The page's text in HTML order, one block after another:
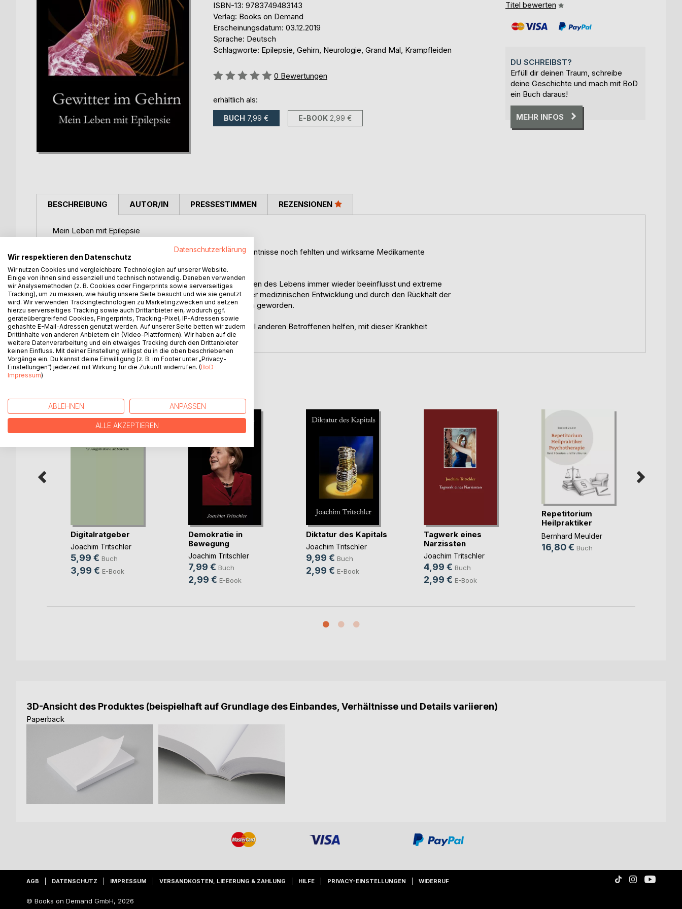
ISBN-13: 9783749483143
Verlag: Books on Demand
Erscheinungsdatum: 03.12.2019
Sprache: Deutsch
Schlagworte: Epilepsie, Gehirn, Neurologie, Grand Mal, Krampfleiden
Bewertung::
0 Bewertungen
erhältlich als:
BUCH 7,99 € E-BOOK 2,99 €
Titel bewerten
DU SCHREIBST?
Erfüll dir deinen Traum, schreibe
deine Geschichte und mach mit BoD
ein Buch daraus!
MEHR INFOS
BESCHREIBUNG
Mein Leben mit Epilepsie
Es beginnt in frühester Kindheit, als medizinische Fachkenntnisse noch fehlten und wirksame Medikamente
Mangelware waren.
Das Buch beschreibt, wie diese Krankheit Höhen und Tiefen des Lebens immer wieder beeinflusst und extreme
Auswirkung auf Charakterbildung und Psyche hat. Dank der medizinischen Entwicklung und durch den Rückhalt der
Familie ist dennoch ein halbwegs normales Leben möglich geworden.
Wie, das erzählt Joachim Tritschler in diesem Buch. Es soll anderen Betroffenen helfen, mit dieser Krankheit
umzugehen und es auf ihre Weise zu verarbeiten.
AUTOR/IN PRESSESTIMMEN REZENSIONEN
Digitalratgeber
Joachim Tritschler
5,99 € Buch
3,99 € E-Book
Demokratie in
Bewegung
Joachim Tritschler
7,99 € Buch
2,99 € E-Book
Diktatur des Kapitals
Joachim Tritschler
9,99 € Buch
2,99 € E-Book
Tagwerk eines
Narzissten
Joachim Tritschler
4,99 € Buch
2,99 € E-Book
Repetitorium
Heilpraktiker
Psychot(...)
Bernhard Meulder
16,80 € Buch
3D-Ansicht des Produktes (beispielhaft auf Grundlage des Einbandes, Verhältnisse und Details variieren)
Paperback
AGB DATENSCHUTZ IMPRESSUM VERSANDKOSTEN, LIEFERUNG & ZAHLUNG HILFE PRIVACY-EINSTELLUNGEN WIDERRUF
© Books on Demand GmbH, 2026
Datenschutzerklärung
Wir respektieren den Datenschutz
Wir nutzen Cookies und vergleichbare Technologien auf unserer Website.
Einige von ihnen sind essenziell und technisch notwendig. Daneben verwenden
wir Analysemethoden (z. B. Cookies oder Fingerprints sowie serverseitiges
Tracking), um zu messen, wie häufig unsere Seite besucht und wie sie genutzt
wird. Wir verwenden Trackingtechnologien zu Marketingzwecken und setzen
hierzu serverseitiges Tracking sowie auch Drittanbieter ein, wodurch ggf.
geräteübergreifend Cookies, Fingerprints, Tracking-Pixel, IP-Adressen sowie
gehashte E-Mail-Adressen genutzt werden. Auf unserer Seite betten wir zudem
Drittinhalte von anderen Anbietern ein (Video-Plattformen). Wir haben auf die
weitere Datenverarbeitung und ein etwaiges Tracking durch den Drittanbieter
keinen Einfluss. Mit deiner Einstellung willigst du in die oben beschriebenen
Vorgänge ein. Du kannst deine Einwilligung (z. B. im Footer unter „Privacy-
Einstellungen“) jederzeit mit Wirkung für die Zukunft widerrufen. (BoD-
Impressum)
ABLEHNEN ANPASSEN
ALLE AKZEPTIEREN